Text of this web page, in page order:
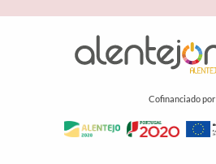
Cofinanciado por